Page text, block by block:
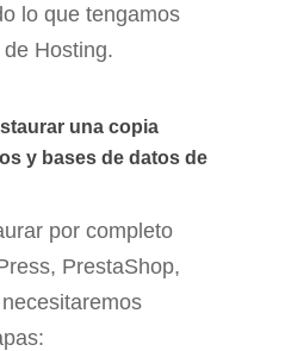
lo que tengamos
Hosting.
una copia
y bases de datos de
por completo
PrestaShop,